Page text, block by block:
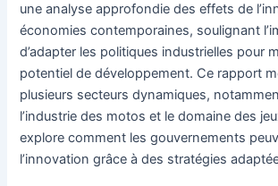
une analyse approfondie des effets de
économies contemporaines, soulignant
d’adapter les politiques industrielles pour
potentiel de développement. Ce rapport
plusieurs secteurs dynamiques,
l’industrie des motos et le domaine des
explore comment les gouvernements
l’innovation grâce à des stratégies